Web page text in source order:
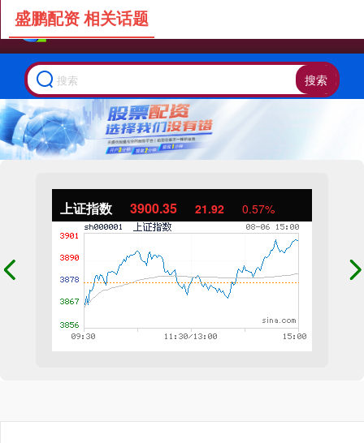
搜索
上证指数 3900.35 21.92 0.57%
盛鹏配资 相关话题